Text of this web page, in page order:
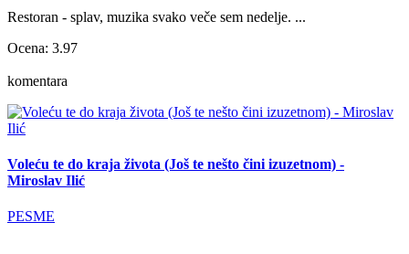
Restoran - splav, muzika svako veče sem nedelje. ...
Ocena: 3.97
komentara
Voleću te do kraja života (Još te nešto čini izuzetnom) -
Miroslav Ilić
PESME